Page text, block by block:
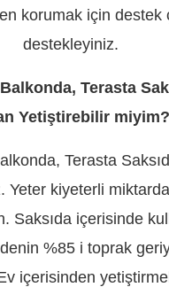
korumak için destek
destekleyiniz.
Terasta
Yetiştirebilir miyim?
Terasta
Yeter kiyeterli
Saksıda içerisinde
%85 i toprak
içerisinden